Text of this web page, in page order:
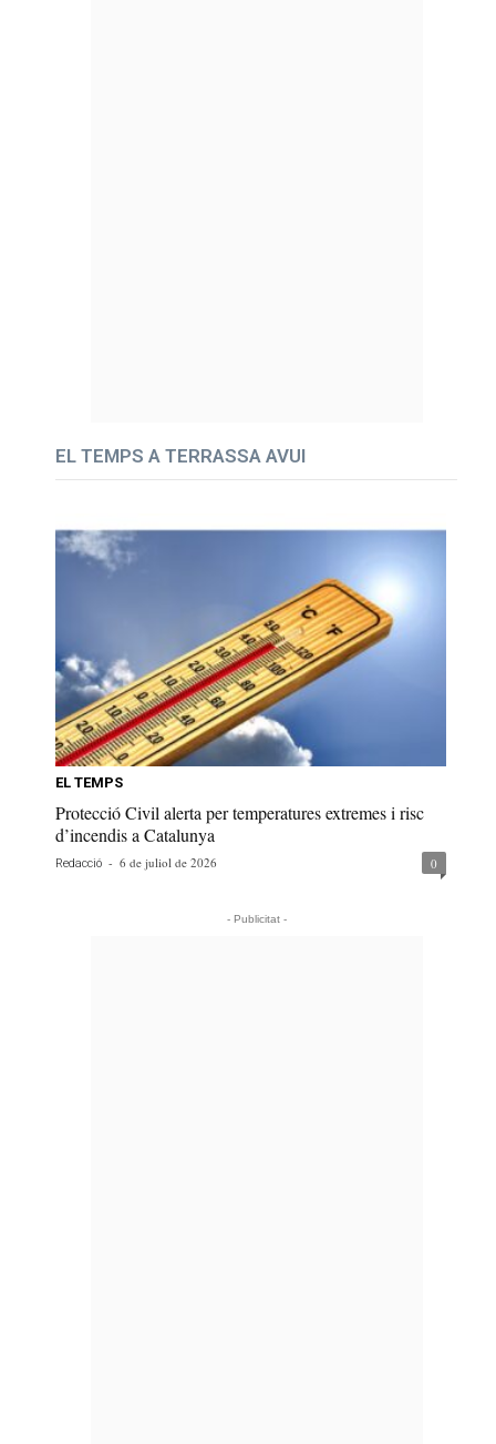
EL TEMPS A TERRASSA AVUI
EL TEMPS
Protecció Civil alerta per temperatures extremes i risc
d’incendis a Catalunya
Redacció - 6 de juliol de 2026 0
- Publicitat -